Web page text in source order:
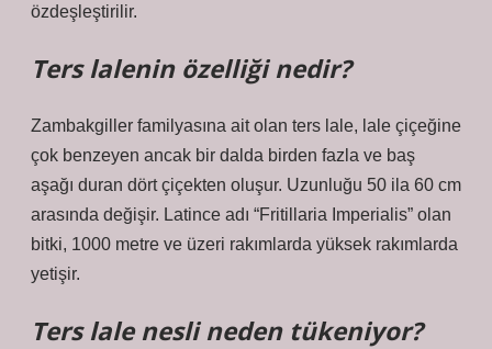
özdeşleştirilir.
Ters lalenin özelliği nedir?
Zambakgiller familyasına ait olan ters lale, lale çiçeğine
çok benzeyen ancak bir dalda birden fazla ve baş
aşağı duran dört çiçekten oluşur. Uzunluğu 50 ila 60 cm
arasında değişir. Latince adı “Fritillaria Imperialis” olan
bitki, 1000 metre ve üzeri rakımlarda yüksek rakımlarda
yetişir.
Ters lale nesli neden tükeniyor?